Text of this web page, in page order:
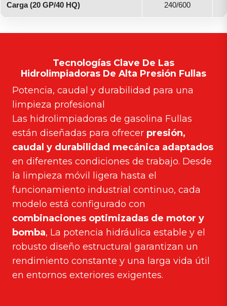
Carga (20 GP/40 HQ) 240/600
Tecnologías Clave De Las
Hidrolimpiadoras De Alta Presión Fullas
Potencia, caudal y durabilidad para una
limpieza profesional
Las hidrolimpiadoras de gasolina Fullas
están diseñadas para ofrecer presión,
caudal y durabilidad mecánica adaptados
en diferentes condiciones de trabajo. Desde
la limpieza móvil ligera hasta el
funcionamiento industrial continuo, cada
modelo está configurado con
combinaciones optimizadas de motor y
bomba, La potencia hidráulica estable y el
robusto diseño estructural garantizan un
rendimiento constante y una larga vida útil
en entornos exteriores exigentes.